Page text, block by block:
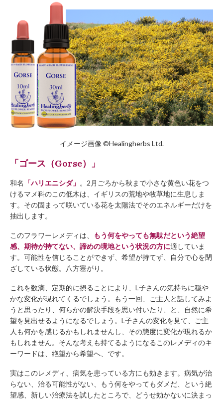
イメージ画像 ©︎Healingherbs Ltd.
「ゴース（Gorse）」
和名 「ハリエニシダ」 。2月ごろから秋まで小さな黄色い花をつ
けるマメ科のこの低木は、イギリスの荒地や牧草地に生息しま
す。その固まって咲いている花を太陽法でそのエネルギーだけを
抽出します。
このフラワーレメディは、
もう何をやっても無駄だという絶望
感、期待が持てない、諦めの境地という状況の方に適していま
す。可能性を信じることができず、希望が持てず、自分で心を閉
ざしている状態。八方塞がり。
これを数滴、定期的に摂ることにより、L子さんの気持ちに穏や
かな変化が現れてくるでしょう。もう一回、ご主人と話してみよ
うと思ったり、何らかの解決手段を思い付いたり、と、自然に希
望を見出せるようになるでしょう。L子さんの変化を見て、ご主
人も何かを感じるかもしれませんし、その態度に変化が現れるか
もしれません。そんな考えも持てるようになるこのレメディのキ
ーワードは、絶望から希望へ、です。
実はこのレメディ、病気を患っている方にも効きます。病気が治
らない、治る可能性がない、もう何をやってもダメだ、という絶
望感、新しい治療法を試したところで、どうせ効かないに決まっ